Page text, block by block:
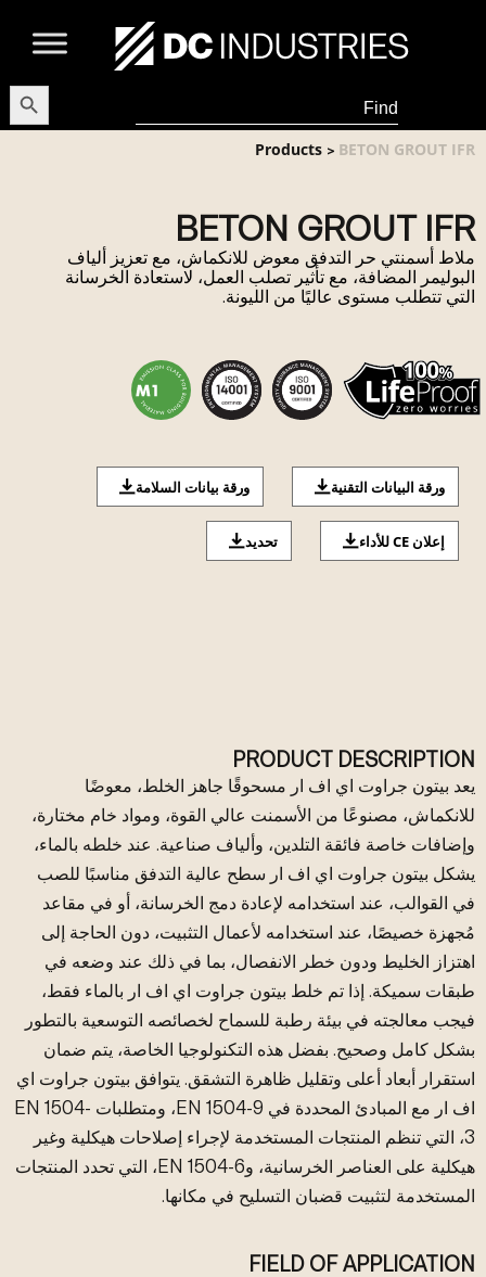
Search
for:
Button
Products >BETON GROUT IFR
BETON GROUT IFR
ملاط أسمنتي حر التدفق معوض للانكماش، مع تعزيز ألياف
البوليمر المضافة، مع تأثير تصلب العمل، لاستعادة الخرسانة
التي تتطلب مستوى عاليًا من الليونة.
ورقة البيانات التقنية ورقة بيانات السلامة
إعلان CE للأداء تحديد
PRODUCT DESCRIPTION
يعد بيتون جراوت اي اف ار مسحوقًا جاهز الخلط، معوضًا
للانكماش، مصنوعًا من الأسمنت عالي القوة، ومواد خام مختارة،
وإضافات خاصة فائقة التلدين، وألياف صناعية. عند خلطه بالماء،
يشكل بيتون جراوت اي اف ار سطح عالية التدفق مناسبًا للصب
في القوالب، عند استخدامه لإعادة دمج الخرسانة، أو في مقاعد
مُجهزة خصيصًا، عند استخدامه لأعمال التثبيت، دون الحاجة إلى
اهتزاز الخليط ودون خطر الانفصال، بما في ذلك عند وضعه في
طبقات سميكة. إذا تم خلط بيتون جراوت اي اف ار بالماء فقط،
فيجب معالجته في بيئة رطبة للسماح لخصائصه التوسعية بالتطور
بشكل كامل وصحيح. بفضل هذه التكنولوجيا الخاصة، يتم ضمان
استقرار أبعاد أعلى وتقليل ظاهرة التشقق. يتوافق بيتون جراوت اي
اف ار مع المبادئ المحددة في EN 1504-9، ومتطلبات EN 1504-
3، التي تنظم المنتجات المستخدمة لإجراء إصلاحات هيكلية وغير
هيكلية على العناصر الخرسانية، وEN 1504-6، التي تحدد المنتجات
المستخدمة لتثبيت قضبان التسليح في مكانها.
FIELD OF APPLICATION